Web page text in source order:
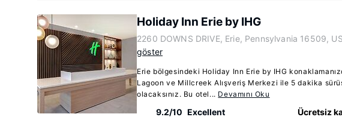
Holiday Inn Erie by IHG
2260 DOWNS DRIVE, Erie, Pennsylvania 16509, US
göster
Erie bölgesindeki Holiday Inn Erie by IHG
Lagoon ve Millcreek Alışveriş Merkezi ile 5 dakika
olacaksınız. Bu otel... Devamını Oku
9.2/10 Excellent
Ücretsiz